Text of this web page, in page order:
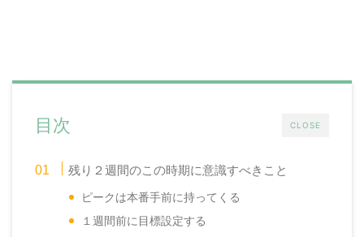
CLOSE
目次
残り２週間のこの時期に意識すべきこと
ピークは本番手前に持ってくる
１週間前に目標設定する